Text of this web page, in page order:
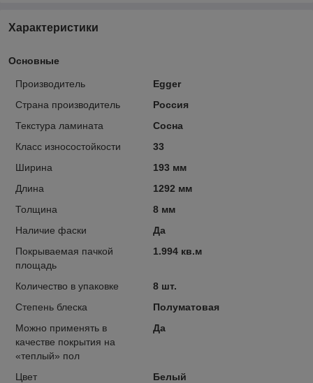
Характеристики
Основные
Производитель
Egger
Страна производитель
Россия
Текстура ламината
Сосна
Класс износостойкости
33
Ширина
193 мм
Длина
1292 мм
Толщина
8 мм
Наличие фаски
Да
Покрываемая пачкой
площадь
1.994 кв.м
Количество в упаковке
8 шт.
Степень блеска
Полуматовая
Можно применять в
качестве покрытия на
«теплый» пол
Да
Цвет
Белый